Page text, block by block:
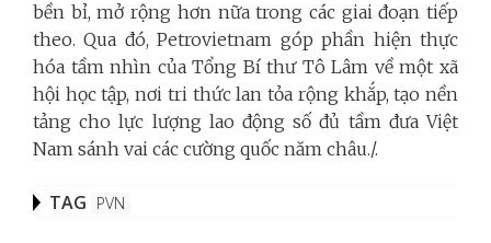
bền bỉ, mở rộng hơn nữa trong các giai đoạn tiếp
theo. Qua đó, Petrovietnam góp phần hiện thực
hóa tầm nhìn của Tổng Bí thư Tô Lâm về một xã
hội học tập, nơi tri thức lan tỏa rộng khắp, tạo nền
tảng cho lực lượng lao động số đủ tầm đưa Việt
Nam sánh vai các cường quốc năm châu./.
TAG PVN